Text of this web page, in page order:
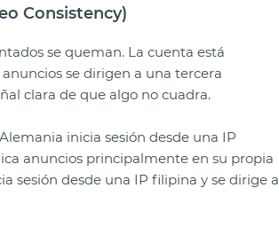
Consistency)
se queman. La cuenta está
se dirigen a una tercera
clara de que algo no cuadra.
inicia sesión desde una IP
anuncios principalmente en su propia
sesión desde una IP filipina y se dirige a